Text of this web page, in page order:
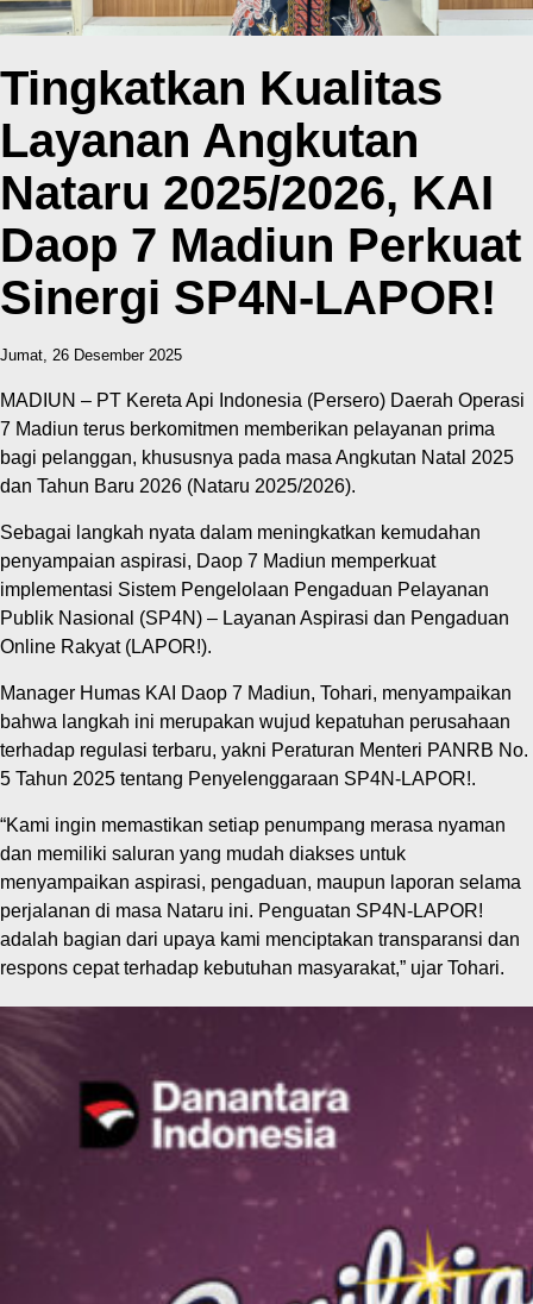
Tingkatkan Kualitas
Layanan Angkutan
Nataru 2025/2026, KAI
Daop 7 Madiun Perkuat
Sinergi SP4N-LAPOR!
Jumat, 26 Desember 2025
MADIUN – PT Kereta Api Indonesia (Persero) Daerah Operasi
7 Madiun terus berkomitmen memberikan pelayanan prima
bagi pelanggan, khususnya pada masa Angkutan Natal 2025
dan Tahun Baru 2026 (Nataru 2025/2026).
Sebagai langkah nyata dalam meningkatkan kemudahan
penyampaian aspirasi, Daop 7 Madiun memperkuat
implementasi Sistem Pengelolaan Pengaduan Pelayanan
Publik Nasional (SP4N) – Layanan Aspirasi dan Pengaduan
Online Rakyat (LAPOR!).
Manager Humas KAI Daop 7 Madiun, Tohari, menyampaikan
bahwa langkah ini merupakan wujud kepatuhan perusahaan
terhadap regulasi terbaru, yakni Peraturan Menteri PANRB No.
5 Tahun 2025 tentang Penyelenggaraan SP4N-LAPOR!.
“Kami ingin memastikan setiap penumpang merasa nyaman
dan memiliki saluran yang mudah diakses untuk
menyampaikan aspirasi, pengaduan, maupun laporan selama
perjalanan di masa Nataru ini. Penguatan SP4N-LAPOR!
adalah bagian dari upaya kami menciptakan transparansi dan
respons cepat terhadap kebutuhan masyarakat,” ujar Tohari.